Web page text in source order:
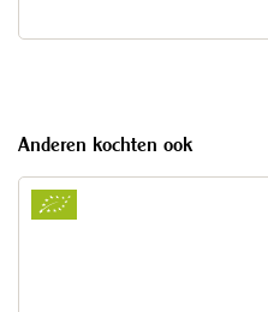
Anderen kochten ook